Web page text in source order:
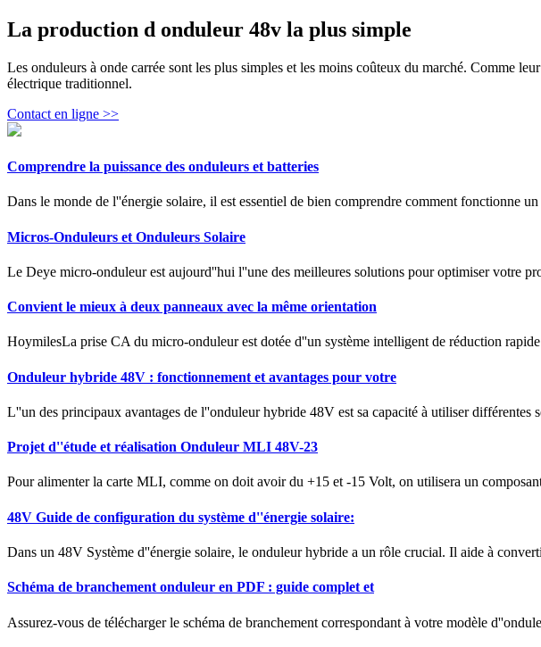
La production d onduleur 48v la plus simple
Les onduleurs à onde carrée sont les plus simples et les moins coûteux du marché. Comme
électrique traditionnel.
Contact en ligne >>
Comprendre la puissance des onduleurs et batteries
Dans le monde de l''énergie solaire, il est essentiel de bien comprendre comment fonctionne
Micros-Onduleurs et Onduleurs Solaire
Le Deye micro-onduleur est aujourd''hui l''une des meilleures solutions pour optimiser votre
Convient le mieux à deux panneaux avec la même orientation
HoymilesLa prise CA du micro-onduleur est dotée d''un système intelligent de réduction
Onduleur hybride 48V : fonctionnement et avantages pour votre
L''un des principaux avantages de l''onduleur hybride 48V est sa capacité à utiliser différentes
Projet d''étude et réalisation Onduleur MLI 48V-23
Pour alimenter la carte MLI, comme on doit avoir du +15 et -15 Volt, on utilisera un
48V Guide de configuration du système d''énergie solaire:
Dans un 48V Système d''énergie solaire, le onduleur hybride a un rôle crucial. Il aide à
Schéma de branchement onduleur en PDF : guide complet et
Assurez-vous de télécharger le schéma de branchement correspondant à votre modèle